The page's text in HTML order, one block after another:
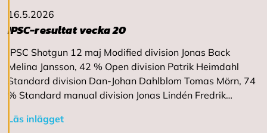
t
e
r
a
l
l
a
c
o
o
k
16.5.2026
IPSC-resultat vecka 20
IPSC Shotgun 12 maj Modified division Jonas Back
Melina Jansson, 42 % Open division Patrik Heimdahl
Standard division Dan-Johan Dahlblom Tomas Mörn, 74
% Standard manual division Jonas Lindén Fredrik…
Läs inlägget